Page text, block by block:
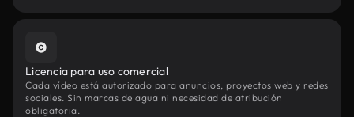
Licencia para uso comercial
Cada vídeo está autorizado para anuncios, proyectos web y redes
sociales. Sin marcas de agua ni necesidad de atribución
obligatoria.